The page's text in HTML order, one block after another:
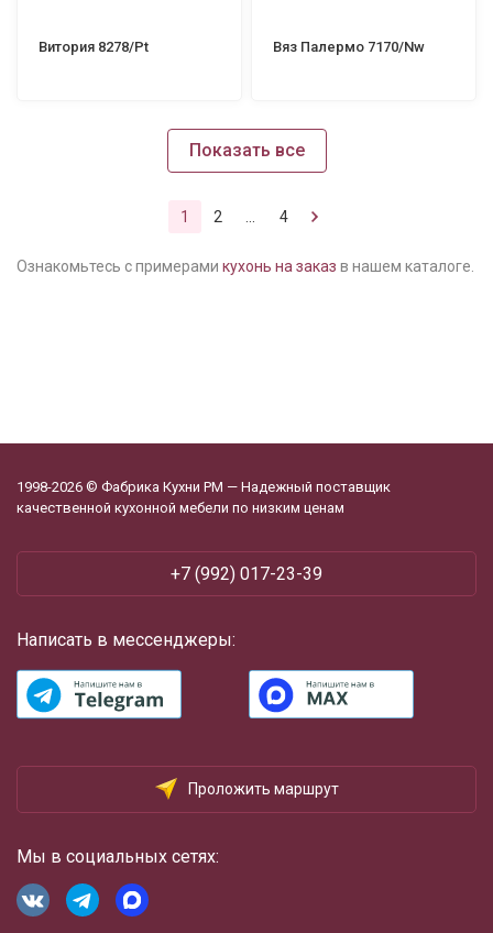
Витория 8278/Pt Вяз Палермо 7170/Nw
Показать все
1 2 4
Ознакомьтесь с примерами кухонь на заказ в нашем каталоге.
1998-2026 © Фабрика Кухни РМ — Надежный поставщик
качественной кухонной мебели по низким ценам
+7 (992) 017-23-39
Написать в мессенджеры:
Проложить маршрут
Мы в социальных сетях: